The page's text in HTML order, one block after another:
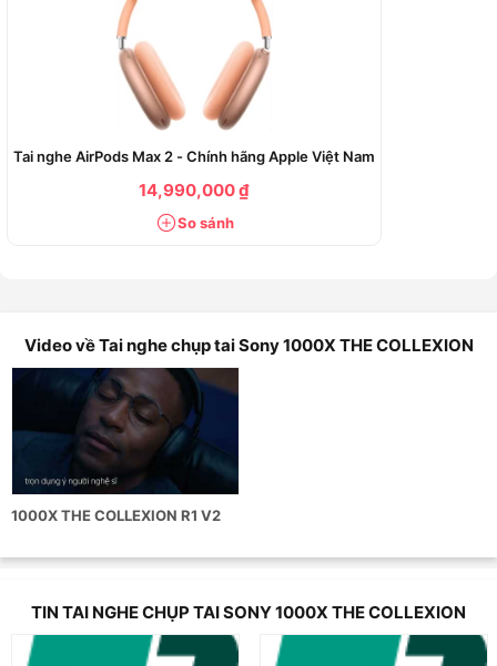
hoạt chuyển đổi giữa trạng thái tập trung và trạng thái nhận
biết âm thanh xung quanh.
Đặc điểm nổi bật:
Thiết kế over-ear cao cấp, dùng chất liệu hoàn thiện
sang trọng, đệm tai mềm và headband rộng giúp tăng
sự thoải mái khi đeo lâu.
Driver 30mm, hỗ trợ DSEE Ultimate, LDAC và dải tần
rộng, phù hợp người thích nghe nhạc chất lượng cao.
Bluetooth 6.0, codec SBC/AAC/LDAC/LC3, kết nối đa
điểm, phạm vi kết nối khoảng 10m.
Pin tối đa 24 giờ khi bật chống ồn, 32 giờ khi tắt chống
ồn, sạc qua USB trong khoảng 3,5 giờ.
Bảng thông số kỹ thuật tai nghe Sony
WH-1000X có đặc điểm gì?
Hạng mục
Thông số
Mã sản phẩm
WH-1000XX / WH-1000XX/B
Tai nghe AirPods Max 2 - Chính hãng Apple Việt Nam
14,990,000 ₫
So sánh
Video về Tai nghe chụp tai Sony 1000X THE COLLEXION
1000X THE COLLEXION R1 V2
TIN TAI NGHE CHỤP TAI SONY 1000X THE COLLEXION